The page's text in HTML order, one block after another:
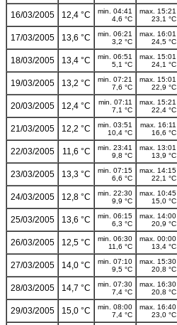
16/03/2005 12,4 °C
min. 04:41
4,6 °C
max. 15:21
23,1 °C
17/03/2005 13,6 °C
min. 06:21
3,2 °C
max. 16:01
24,5 °C
18/03/2005 13,4 °C
min. 06:51
5,1 °C
max. 15:01
24,1 °C
19/03/2005 13,2 °C
min. 07:21
7,6 °C
max. 15:01
22,9 °C
20/03/2005 12,4 °C
min. 07:11
7,1 °C
max. 15:21
22,4 °C
21/03/2005 12,2 °C
min. 03:51
10,4 °C
max. 16:11
16,6 °C
22/03/2005 11,6 °C
min. 23:41
9,8 °C
max. 13:01
13,9 °C
23/03/2005 13,3 °C
min. 07:15
6,6 °C
max. 14:15
22,1 °C
24/03/2005 12,8 °C
min. 22:30
9,9 °C
max. 10:45
15,0 °C
25/03/2005 13,6 °C
min. 06:15
6,3 °C
max. 14:00
20,9 °C
26/03/2005 12,5 °C
min. 06:30
11,6 °C
max. 00:00
13,4 °C
27/03/2005 14,0 °C
min. 07:10
9,5 °C
max. 15:30
20,8 °C
28/03/2005 14,7 °C
min. 07:30
7,4 °C
max. 16:30
20,8 °C
29/03/2005 15,0 °C
min. 08:00
7,4 °C
max. 16:40
23,0 °C